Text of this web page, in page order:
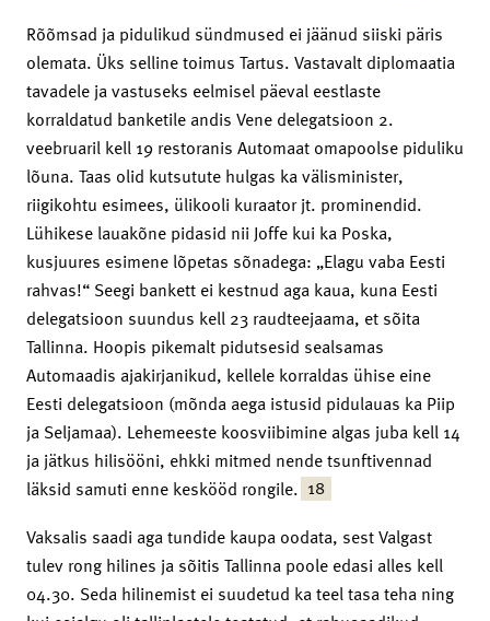
Rõõmsad ja pidulikud sündmused ei jäänud siiski päris
olemata. Üks selline toimus Tartus. Vastavalt diplomaatia
tavadele ja vastuseks eelmisel päeval eestlaste
korraldatud banketile andis Vene delegatsioon 2.
veebruaril kell 19 restoranis Automaat omapoolse piduliku
lõuna. Taas olid kutsutute hulgas ka välisminister,
riigikohtu esimees, ülikooli kuraator jt. prominendid.
Lühikese lauakõne pidasid nii Joffe kui ka Poska,
kusjuures esimene lõpetas sõnadega: „Elagu vaba Eesti
rahvas!“ Seegi bankett ei kestnud aga kaua, kuna Eesti
delegatsioon suundus kell 23 raudteejaama, et sõita
Tallinna. Hoopis pikemalt pidutsesid sealsamas
Automaadis ajakirjanikud, kellele korraldas ühise eine
Eesti delegatsioon (mõnda aega istusid pidulauas ka Piip
ja Seljamaa). Lehemeeste koosviibimine algas juba kell 14
ja jätkus hilisööni, ehkki mitmed nende tsunftivennad
läksid samuti enne keskööd rongile. 18
Vaksalis saadi aga tundide kaupa oodata, sest Valgast
tulev rong hilines ja sõitis Tallinna poole edasi alles kell
04.30. Seda hilinemist ei suudetud ka teel tasa teha ning